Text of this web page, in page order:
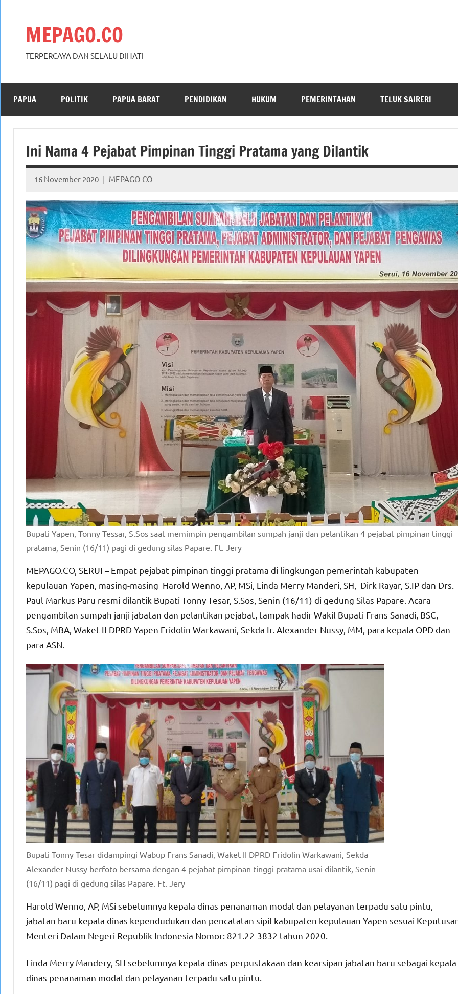
MEPAGO.CO
TERPERCAYA DAN SELALU DIHATI
PAPUA POLITIK PAPUA BARAT PENDIDIKAN HUKUM PEMERINTAHAN TELUK SAIRERI
Ini Nama 4 Pejabat Pimpinan Tinggi Pratama yang Dilantik
16 November 2020 MEPAGO CO
No
comments
Bupati Yapen, Tonny Tessar, S.Sos saat memimpin pengambilan sumpah janji dan pelantikan 4 pejabat pimpinan tinggi
pratama, Senin (16/11) pagi di gedung silas Papare. Ft. Jery
MEPAGO.CO, SERUI – Empat pejabat pimpinan tinggi pratama di lingkungan pemerintah kabupaten
kepulauan Yapen, masing-masing Harold Wenno, AP, MSi, Linda Merry Manderi, SH, Dirk Rayar, S.IP dan Drs.
Paul Markus Paru resmi dilantik Bupati Tonny Tesar, S.Sos, Senin (16/11) di gedung Silas Papare. Acara
pengambilan sumpah janji jabatan dan pelantikan pejabat, tampak hadir Wakil Bupati Frans Sanadi, BSC,
S.Sos, MBA, Waket II DPRD Yapen Fridolin Warkawani, Sekda Ir. Alexander Nussy, MM, para kepala OPD dan
para ASN.
Bupati Tonny Tesar didampingi Wabup Frans Sanadi, Waket II DPRD Fridolin Warkawani, Sekda
Alexander Nussy berfoto bersama dengan 4 pejabat pimpinan tinggi pratama usai dilantik, Senin
(16/11) pagi di gedung silas Papare. Ft. Jery
Harold Wenno, AP, MSi sebelumnya kepala dinas penanaman modal dan pelayanan terpadu satu pintu,
jabatan baru kepala dinas kependudukan dan pencatatan sipil kabupaten kepulauan Yapen sesuai
Menteri Dalam Negeri Republik Indonesia Nomor: 821.22-3832 tahun 2020.
Linda Merry Mandery, SH sebelumnya kepala dinas perpustakaan dan kearsipan jabatan baru sebagai kepala
dinas penanaman modal dan pelayanan terpadu satu pintu.